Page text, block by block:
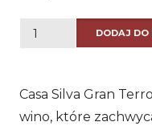
ilość
Gran
Terroir
DODAJ DO
Casa Silva Gran
wino, które